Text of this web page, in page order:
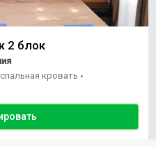
2 блок
кровать •